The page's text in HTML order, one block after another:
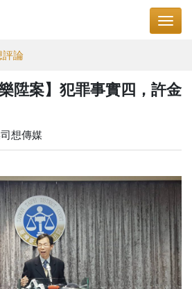
評論
陞案】犯罪事實四，許金
想傳媒